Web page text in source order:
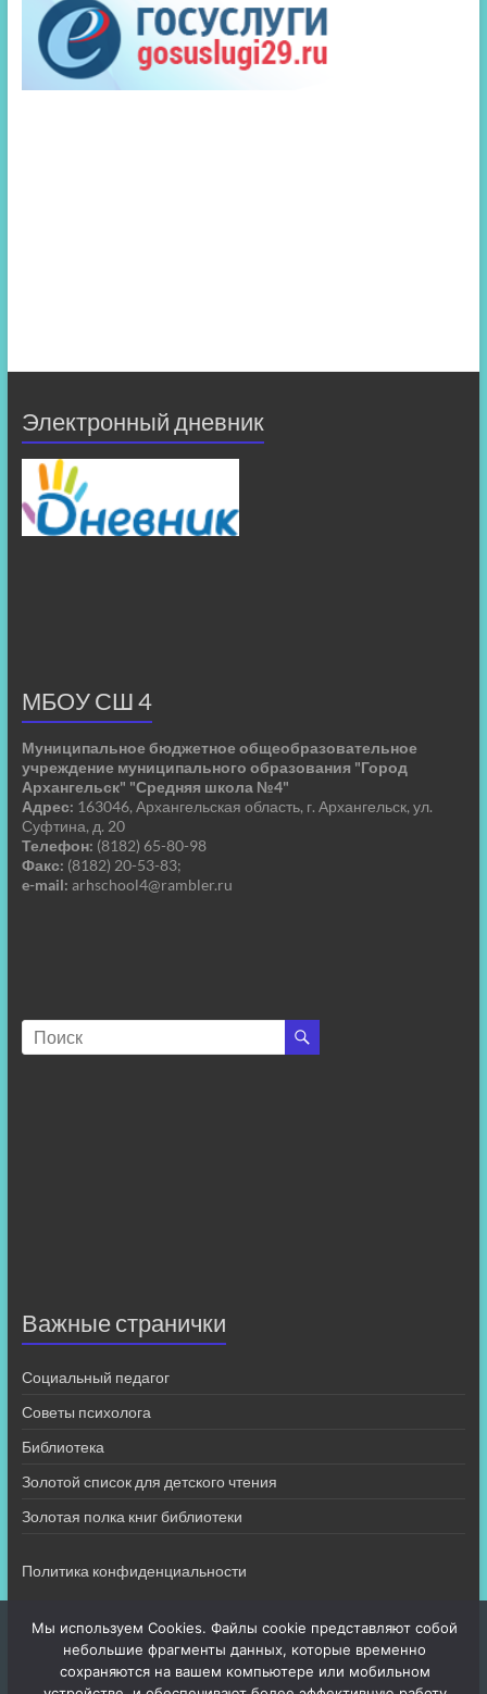
Электронный дневник
МБОУ СШ 4
Муниципальное бюджетное общеобразовательное
учреждение муниципального образования "Город
Архангельск" "Средняя школа №4"
Адрес: 163046, Архангельская область, г. Архангельск, ул.
Суфтина, д. 20
Телефон: (8182) 65-80-98
Факс: (8182) 20-53-83;
e-mail: arhschool4@rambler.ru
Важные странички
Социальный педагог
Советы психолога
Библиотека
Золотой список для детского чтения
Золотая полка книг библиотеки
Политика конфиденциальности
Мы используем Cookies. Файлы cookie представляют собой
небольшие фрагменты данных, которые временно
сохраняются на вашем компьютере или мобильном